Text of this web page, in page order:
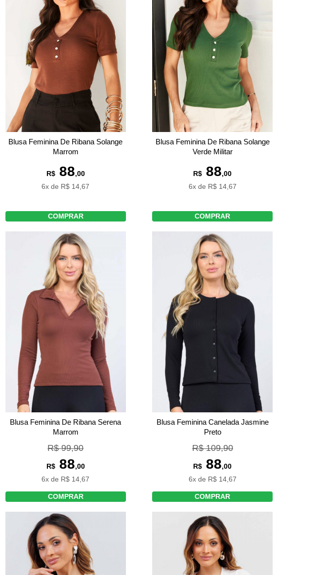
Blusa Feminina De Ribana Solange
Marrom
R$88,00
6x de R$ 14,67
COMPRAR
Blusa Feminina De Ribana Solange
Verde Militar
R$ 88,00
6x de R$ 14,67
COMPRAR
Blusa Feminina De Ribana Serena
Marrom
R$ 99,90
R$88,00
6x de R$ 14,67
COMPRAR
Blusa Feminina Canelada Jasmine
Preto
R$ 109,90
R$ 88,00
6x de R$ 14,67
COMPRAR